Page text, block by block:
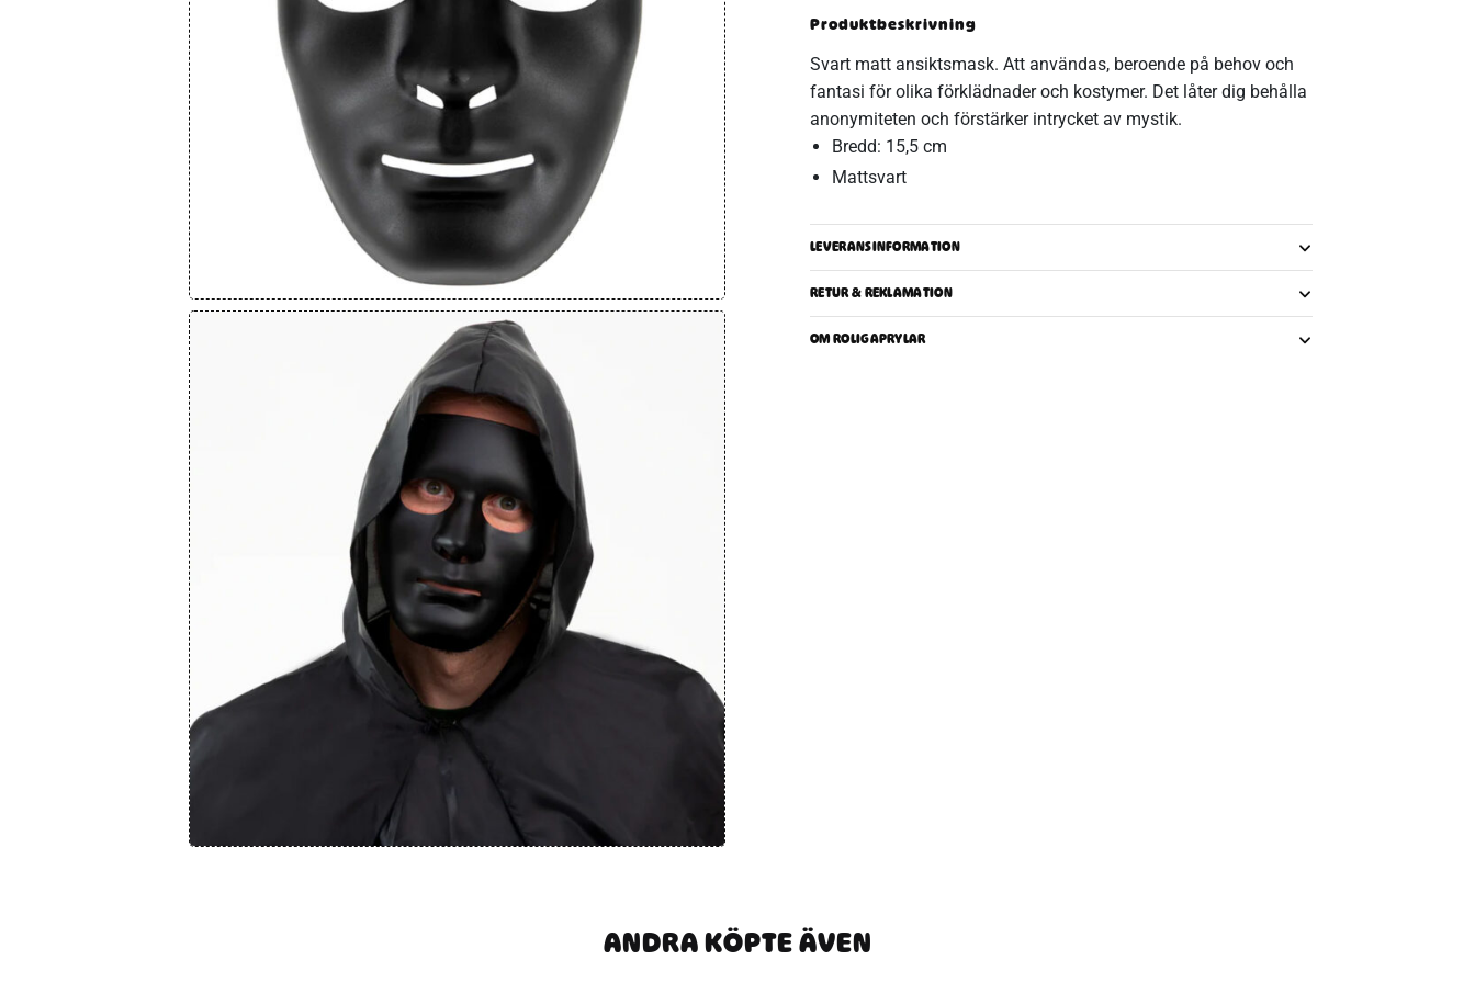
Produktbeskrivning
Svart matt ansiktsmask. Att användas, beroende på behov och
fantasi för olika förklädnader och kostymer. Det låter dig behålla
anonymiteten och förstärker intrycket av mystik.
Bredd: 15,5 cm
Mattsvart
LEVERANSINFORMATION
RETUR & REKLAMATION
OM ROLIGAPRYLAR
ANDRA KÖPTE ÄVEN